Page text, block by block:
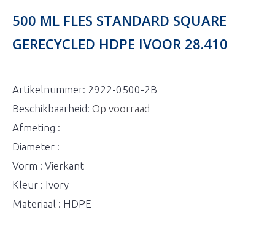
500 ML FLES STANDARD SQUARE
GERECYCLED HDPE IVOOR 28.410
Artikelnummer: 2922-0500-2B
Beschikbaarheid: Op voorraad
Afmeting :
Diameter :
Vorm : Vierkant
Kleur : Ivory
Materiaal : HDPE